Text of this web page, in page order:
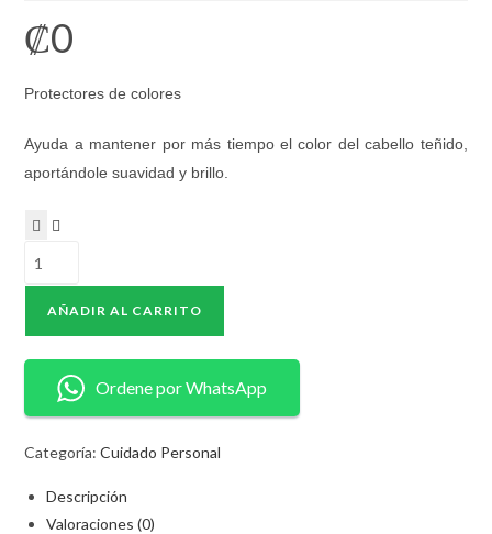
₡0
Protectores de colores
Ayuda a mantener por más tiempo el color del cabello teñido,
aportándole suavidad y brillo.
Argán
cantidad
AÑADIR AL CARRITO
Ordene por WhatsApp
Categoría:Cuidado Personal
Descripción
Valoraciones (0)